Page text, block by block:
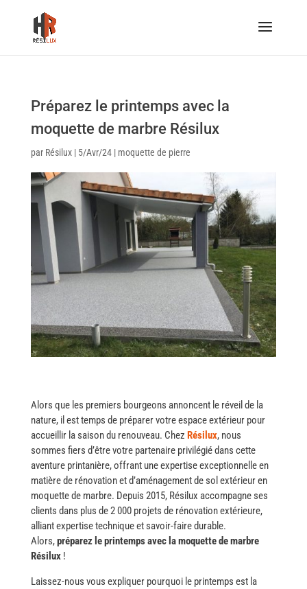
Préparez le printemps avec la
moquette de marbre Résilux
par Résilux| 5/Avr/24| moquette de pierre
Alors que les premiers bourgeons annoncent le réveil de la
nature, il est temps de préparer votre espace extérieur pour
accueillir la saison du renouveau. Chez Résilux, nous
sommes fiers d’être votre partenaire privilégié dans cette
aventure printanière, offrant une expertise exceptionnelle en
matière de rénovation et d’aménagement de sol extérieur en
moquette de marbre. Depuis 2015, Résilux accompagne ses
clients dans plus de 2 000 projets de rénovation extérieure,
alliant expertise technique et savoir-faire durable.
Alors,préparez le printemps avec la moquette de marbre
Résilux!
Laissez-nous​‍​‌‍​‍‌ vous expliquer pourquoi le printemps est la